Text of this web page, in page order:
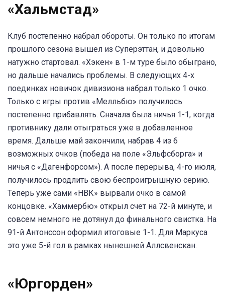
«Хальмстад»
Клуб постепенно набрал обороты. Он только по итогам
прошлого сезона вышел из Суперэттан, и довольно
натужно стартовал. «Хэкен» в 1-м туре было обыграно,
но дальше начались проблемы. В следующих 4-х
поединках новичок дивизиона набрал только 1 очко.
Только с игры против «Мелльбю» получилось
постепенно прибавлять. Сначала была ничья 1-1, когда
противнику дали отыграться уже в добавленное
время. Дальше май закончили, набрав 4 из 6
возможных очков (победа на поле «Эльфсборга» и
ничья с «Дагенфорсом»). А после перерыва, 4-го июля,
получилось продлить свою беспроигрышную серию.
Теперь уже сами «НВК» вырвали очко в самой
концовке. «Хаммербю» открыл счет на 72-й минуте, и
совсем немного не дотянул до финального свистка. На
91-й Антонссон оформил итоговые 1-1. Для Маркуса
это уже 5-й гол в рамках нынешней Аллсвенскан.
«Юргорден»